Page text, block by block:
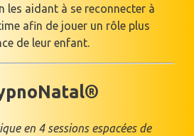
les aidant à se reconnecter à
afin de jouer un rôle plus
de leur enfant.
en 4 sessions espacées de